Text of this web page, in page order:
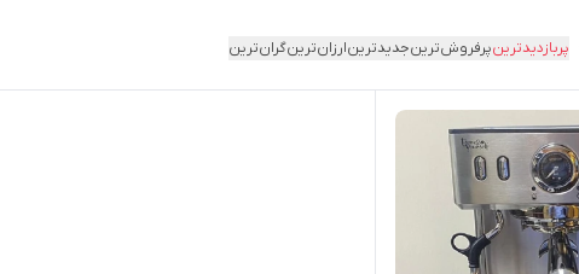
پربازدیدترینپرفروش‌ترینجدیدترینارزان‌ترینگران‌ترین